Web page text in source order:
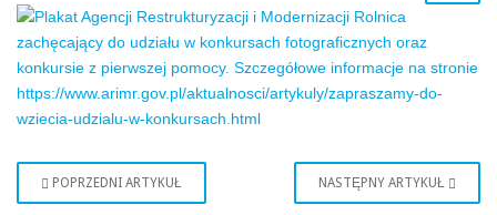
POPRZEDNI ARTYKUŁ NASTĘPNY ARTYKUŁ